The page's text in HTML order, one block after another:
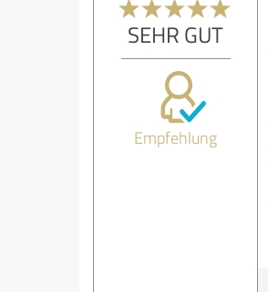
SEHR GUT
Empfehlung